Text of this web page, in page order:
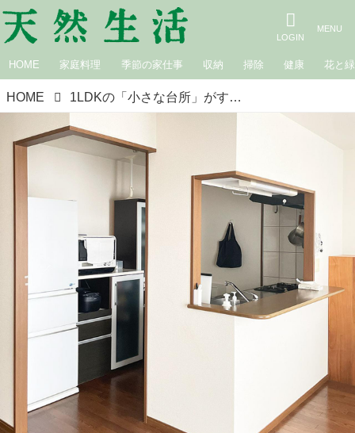
HOME 家庭料理 季節の家仕事 収納 掃除 健康 花と緑
HOME 1LDKの「小さな台所」がすっきり片づく“無印良品”アイテム3選。限られたスペースを使いやすく！もと汚部屋の整理収納アドバイザーおすすめの愛用品